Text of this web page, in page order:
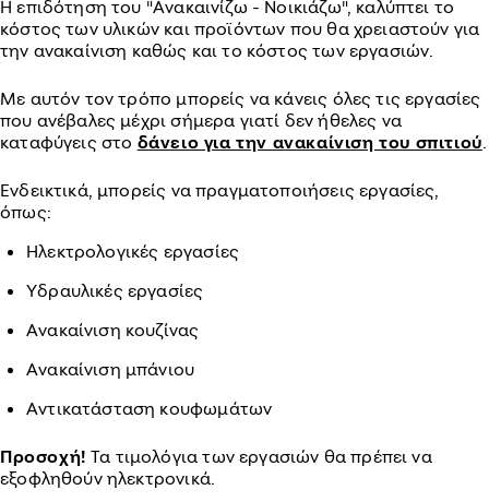
Η επιδότηση του "Ανακαινίζω - Νοικιάζω", καλύπτει το
κόστος των υλικών και προϊόντων που θα χρειαστούν για
την ανακαίνιση καθώς και το κόστος των εργασιών.
Με αυτόν τον τρόπο μπορείς να κάνεις όλες τις εργασίες
που ανέβαλες μέχρι σήμερα γιατί δεν ήθελες να
καταφύγεις στο δάνειο για την ανακαίνιση του σπιτιού.
Ενδεικτικά, μπορείς να πραγματοποιήσεις εργασίες,
όπως:
Ηλεκτρολογικές εργασίες
Υδραυλικές εργασίες
Ανακαίνιση κουζίνας
Ανακαίνιση μπάνιου
Αντικατάσταση κουφωμάτων
Προσοχή! Τα τιμολόγια των εργασιών θα πρέπει να
εξοφληθούν ηλεκτρονικά.